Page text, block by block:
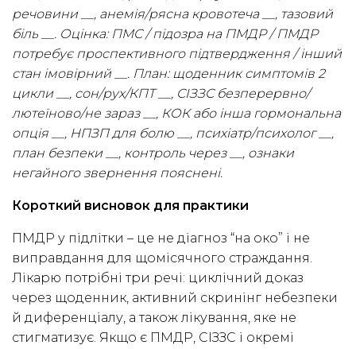
речовини __, анемія/рясна кровотеча __, тазовий
біль __. Оцінка: ПМС / підозра на ПМДР / ПМДР
потребує проспективного підтвердження / інший
стан імовірний __. План: щоденник симптомів 2
цикли __, сон/рух/КПТ __, СІЗЗС безперервно/
лютеїново/не зараз __, КОК або інша гормональна
опція __, НПЗП для болю __, психіатр/психолог __,
план безпеки __, контроль через __, ознаки
негайного звернення пояснені.
Короткий висновок для практики
ПМДР у підлітки – це не діагноз “на око” і не
виправдання для щомісячного страждання.
Лікарю потрібні три речі: циклічний доказ
через щоденник, активний скринінг небезпеки
й диференціалу, а також лікування, яке не
стигматизує. Якщо є ПМДР, СІЗЗС і окремі